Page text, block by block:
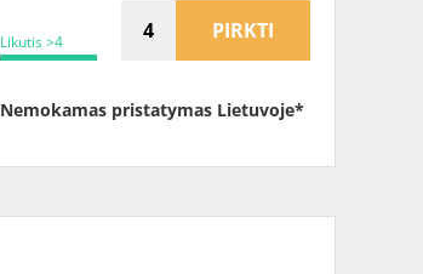
Likutis >4 PIRKTI
Nemokamas pristatymas Lietuvoje*